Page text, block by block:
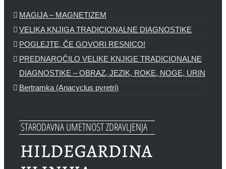
MAGIJA – MAGNETIZEM
VELIKA KNJIGA TRADICIONALNE DIAGNOSTIKE
POGLEJTE, ČE GOVORI RESNICO!
PREDNAROČILO VELIKE KNJIGE TRADICIONALNE
DIAGNOSTIKE – OBRAZ, JEZIK, ROKE, NOGE, URIN
Bertramka (Anacyclus pyretri)